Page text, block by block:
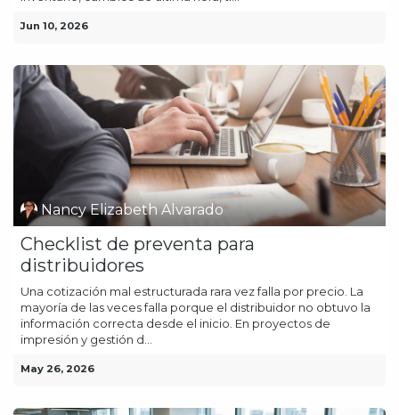
Jun 10, 2026
Nancy Elizabeth Alvarado
Checklist de preventa para
distribuidores
Una cotización mal estructurada rara vez falla por precio. La
mayoría de las veces falla porque el distribuidor no obtuvo la
información correcta desde el inicio. En proyectos de
impresión y gestión d...
May 26, 2026